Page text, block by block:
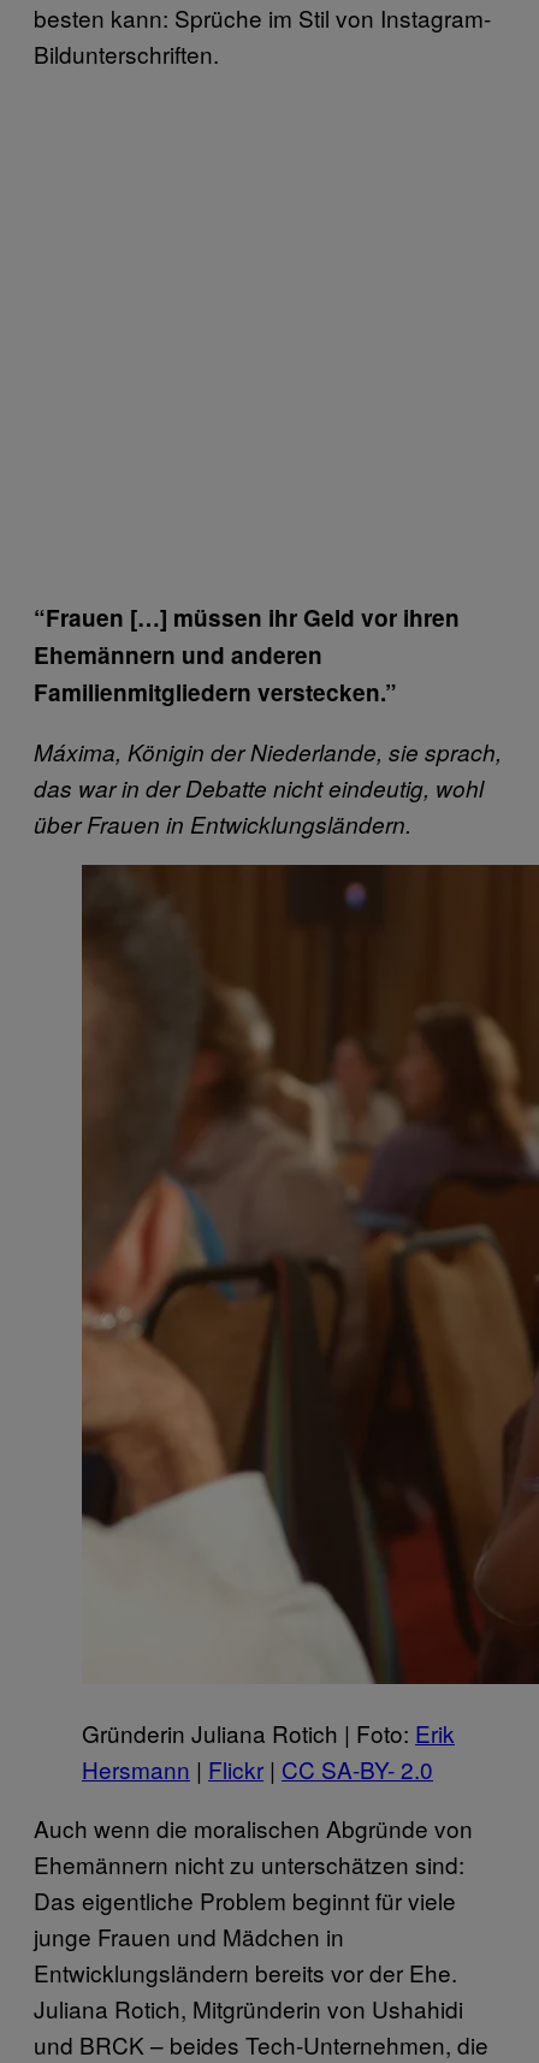
besten kann: Sprüche im Stil von Instagram-
Bildunterschriften.
“Frauen […] müssen ihr Geld vor ihren
Ehemännern und anderen
Familienmitgliedern verstecken.”
Máxima, Königin der Niederlande, sie sprach,
das war in der Debatte nicht eindeutig, wohl
über Frauen in Entwicklungsländern.
Gründerin Juliana Rotich | Foto: Erik
Hersmann | Flickr | CC SA-BY- 2.0
Auch wenn die moralischen Abgründe von
Ehemännern nicht zu unterschätzen sind:
Das eigentliche Problem beginnt für viele
junge Frauen und Mädchen in
Entwicklungsländern bereits vor der Ehe.
Juliana Rotich, Mitgründerin von Ushahidi
und BRCK – beides Tech-Unternehmen, die